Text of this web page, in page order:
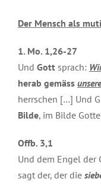
Der Mensch als
1. Mo. 1,26-27
Und Gott sprach:
herab gemäss
herrschen […] Und
Bilde, im Bilde
Offb. 3,1
Und dem Engel der
sagt der, der die